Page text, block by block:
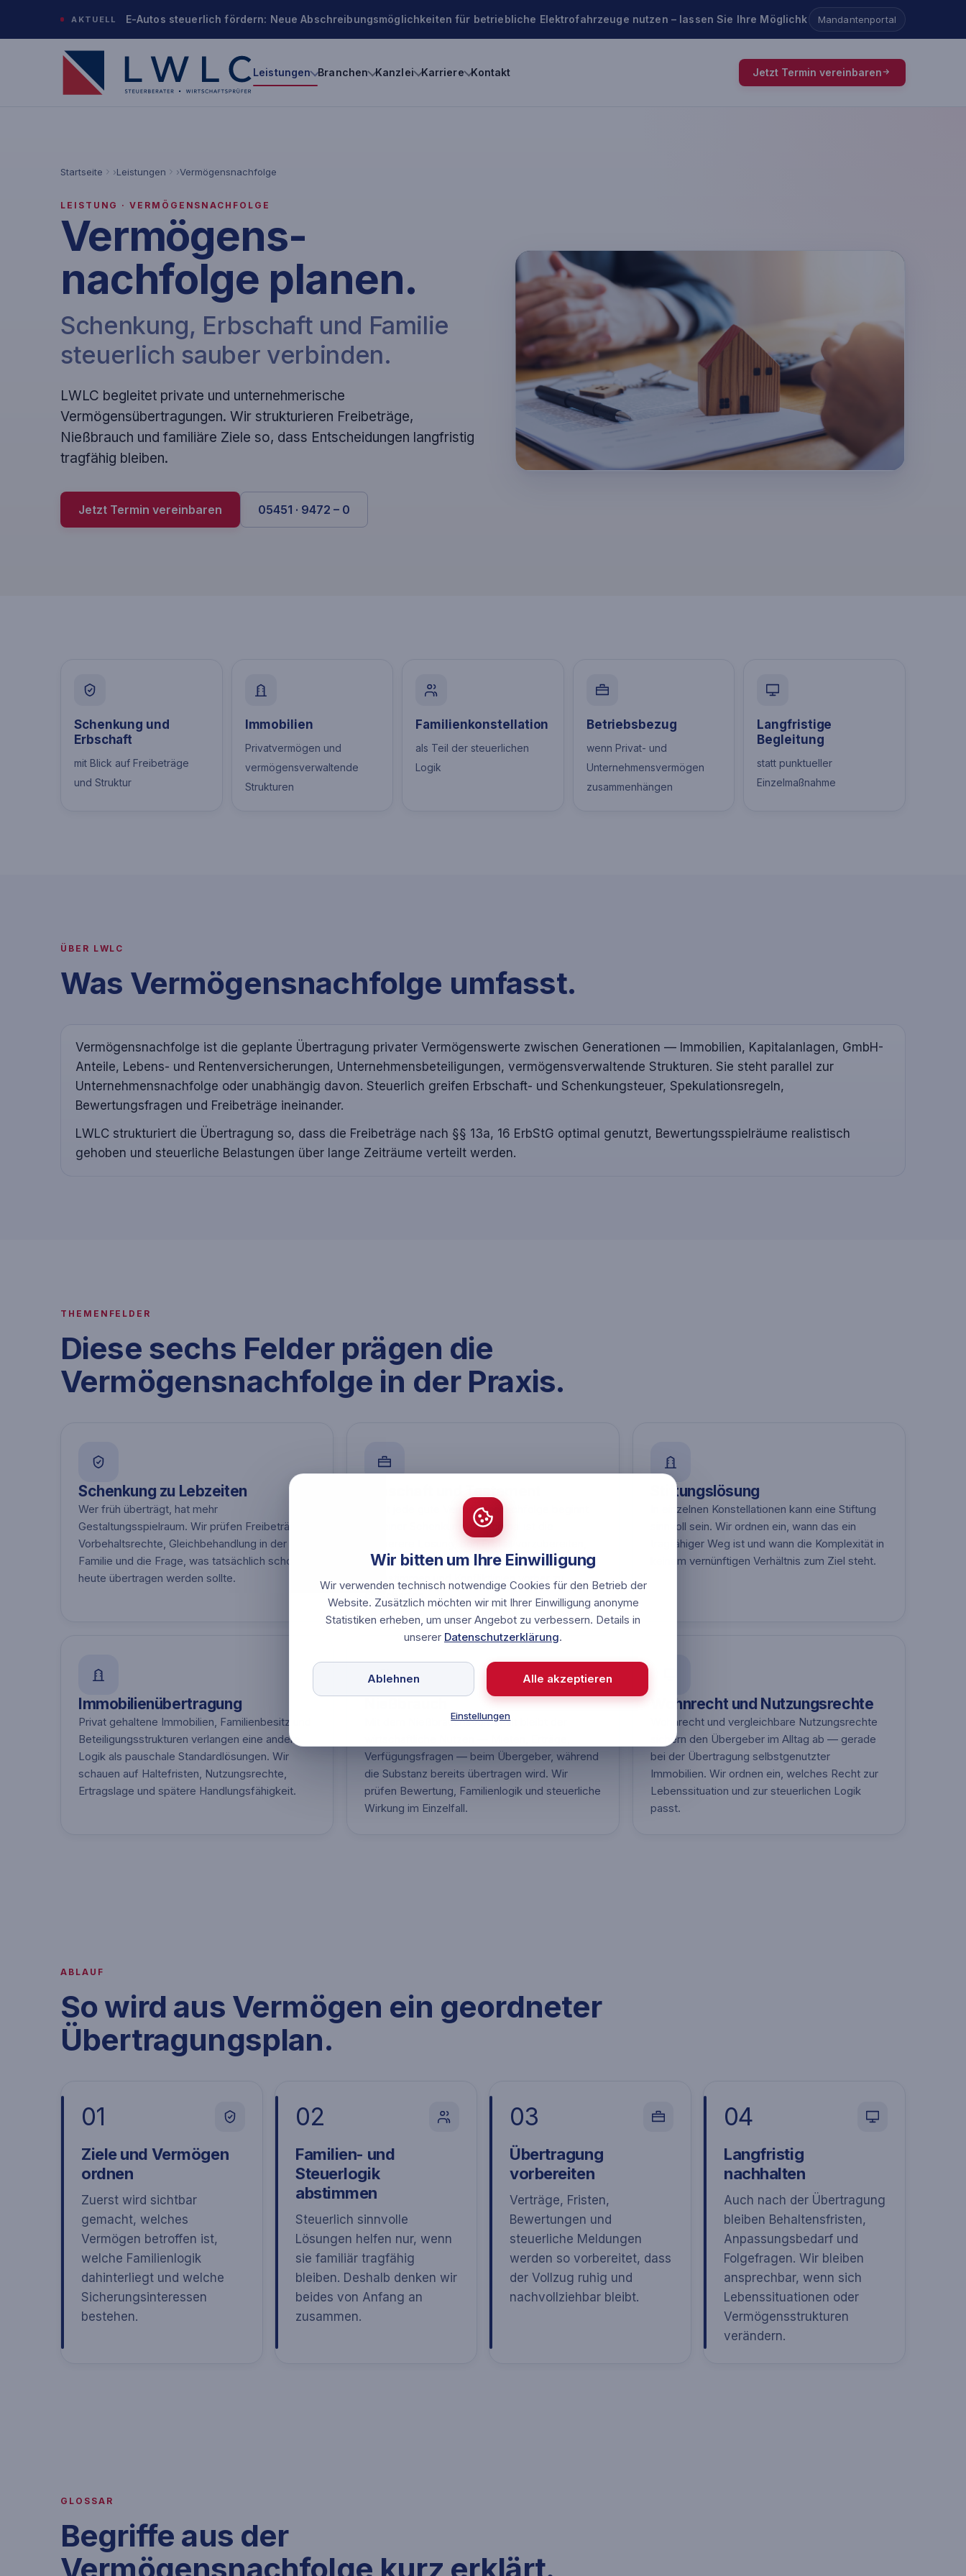
AKTUELL E-Autos steuerlich fördern: Neue Abschreibungsmöglichkeiten für betriebliche Elektrofahrzeuge nutzen – lassen Sie Ihre Möglichkeiten prüfen.
Mandantenportal
Leistungen Branchen Kanzlei Karriere Kontakt Jetzt Termin vereinbaren
Startseite Leistungen Vermögensnachfolge
LEISTUNG · VERMÖGENSNACHFOLGE
Vermögens­
nachfolge planen.
Schenkung, Erbschaft und Familie
steuerlich sauber verbinden.
LWLC begleitet private und unternehmerische
Vermögensübertragungen. Wir strukturieren Freibeträge,
Nießbrauch und familiäre Ziele so, dass Entscheidungen langfristig
tragfähig bleiben.
Jetzt Termin vereinbaren 05451 · 9472 – 0
Schenkung und
Erbschaft
mit Blick auf Freibeträge
und Struktur
Immobilien
Privatvermögen und
vermögensverwaltende
Strukturen
Familienkonstellation
als Teil der steuerlichen
Logik
Betriebsbezug
wenn Privat- und
Unternehmensvermögen
zusammenhängen
Langfristige
Begleitung
statt punktueller
Einzelmaßnahme
ÜBER LWLC
Was Vermögensnachfolge umfasst.
Vermögensnachfolge ist die geplante Übertragung privater Vermögenswerte zwischen Generationen — Immobilien, Kapitalanlagen, GmbH-
Anteile, Lebens- und Rentenversicherungen, Unternehmensbeteiligungen, vermögensverwaltende Strukturen. Sie steht parallel zur
Unternehmensnachfolge oder unabhängig davon. Steuerlich greifen Erbschaft- und Schenkungsteuer, Spekulationsregeln,
Bewertungsfragen und Freibeträge ineinander.
LWLC strukturiert die Übertragung so, dass die Freibeträge nach §§ 13a, 16 ErbStG optimal genutzt, Bewertungsspielräume realistisch
gehoben und steuerliche Belastungen über lange Zeiträume verteilt werden.
THEMENFELDER
Diese sechs Felder prägen die
Vermögensnachfolge in der Praxis.
Schenkung zu Lebzeiten
Wer früh überträgt, hat mehr
Gestaltungsspielraum. Wir prüfen Freibeträge,
Vorbehaltsrechte, Gleichbehandlung in der
Familie und die Frage, was tatsächlich schon
heute übertragen werden sollte.
Nicht jede gute Vermögensnachfolge beginnt
mit einer Schenkung. Manchmal ist die
sauberere Lösung, den Erbfall vorzubereiten,
Testamentsregelungen mit der Steuerlogik
abzustimmen und Konfliktlinien vorher zu
entschärfen.
Stiftungslösung
In einzelnen Konstellationen kann eine Stiftung
sinnvoll sein. Wir ordnen ein, wann das ein
tragfähiger Weg ist und wann die Komplexität in
keinem vernünftigen Verhältnis zum Ziel steht.
Immobilienübertragung
Privat gehaltene Immobilien, Familienbesitz und
Beteiligungsstrukturen verlangen eine andere
Logik als pauschale Standardlösungen. Wir
schauen auf Haltefristen, Nutzungsrechte,
Ertragslage und spätere Handlungsfähigkeit.
Mit dem Nießbrauchsvorbehalt bleibt der
Verfügungsfragen — beim Übergeber, während
die Substanz bereits übertragen wird. Wir
prüfen Bewertung, Familienlogik und steuerliche
Wirkung im Einzelfall.
Wohnrecht und Nutzungsrechte
Wohnrecht und vergleichbare Nutzungsrechte
sichern den Übergeber im Alltag ab — gerade
bei der Übertragung selbstgenutzter
Immobilien. Wir ordnen ein, welches Recht zur
Lebenssituation und zur steuerlichen Logik
passt.
ABLAUF
So wird aus Vermögen ein geordneter
Übertragungsplan.
01
Ziele und Vermögen
ordnen
Zuerst wird sichtbar
gemacht, welches
Vermögen betroffen ist,
welche Familienlogik
dahinterliegt und welche
Sicherungsinteressen
bestehen.
02
Familien- und
Steuerlogik
abstimmen
Steuerlich sinnvolle
Lösungen helfen nur, wenn
sie familiär tragfähig
bleiben. Deshalb denken wir
beides von Anfang an
zusammen.
03
Übertragung
vorbereiten
Verträge, Fristen,
Bewertungen und
steuerliche Meldungen
werden so vorbereitet, dass
der Vollzug ruhig und
nachvollziehbar bleibt.
04
Langfristig
nachhalten
Auch nach der Übertragung
bleiben Behaltensfristen,
Anpassungsbedarf und
Folgefragen. Wir bleiben
ansprechbar, wenn sich
Lebenssituationen oder
Vermögensstrukturen
verändern.
GLOSSAR
Begriffe aus der
Vermögensnachfolge kurz erklärt.
Wir bitten um Ihre Einwilligung
Wir verwenden technisch notwendige Cookies für den Betrieb der
Website. Zusätzlich möchten wir mit Ihrer Einwilligung anonyme
Statistiken erheben, um unser Angebot zu verbessern. Details in
unserer Datenschutzerklärung.
Einstellungen
Ablehnen Alle akzeptieren